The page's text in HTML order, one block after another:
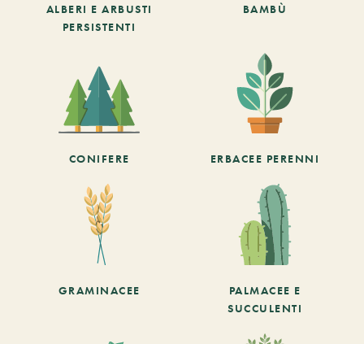
ALBERI E ARBUSTI
PERSISTENTI
BAMBÙ
CONIFERE ERBACEE PERENNI
GRAMINACEE
PALMACEE E
SUCCULENTI